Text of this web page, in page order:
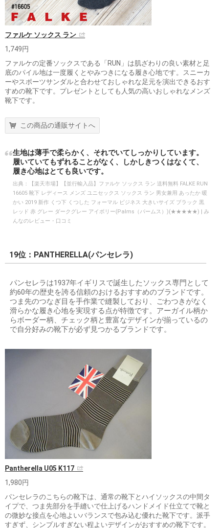
ファルケ ソックス ラン
1,749円
ファルケの定番ソックスである「RUN」は肌ざわりの良い素材と足
底のパイル地は一度履くとやみつきになる履き心地です。スニーカ
ーやスポーツサンダルと合わせておしゃれな足元を演出できるおす
すめの靴下です。プレゼントとしても人気の高いおしゃれなメンズ
靴下です。
この商品の通販サイトへ
生地は薄手で柔らかく、それでいてしっかりしています。
履いていてもずれることがなく、しかしきつくはなくて、
履き心地はとても良いです。
出典：
【楽天市場】【並行輸入品】ファルケ ソックス ラン 送料無料 FALKE RUN
16605 靴下 レディース メンズ ユニセックス ソックス ラン 男女兼用 あったか 暖
かい 2019 新作 くつ下 くつした フォーマル ビジネス 大きいサイズ ブラック 黒
レッド 赤 グレー ダークグレー アイボリー(Palms（パームス）)(★★★★★) | み
んなのレビュー・口コミ
19位：PANTHERELLA(パンセレラ)
パンセレラは1937年イギリスで誕生したソックス専門として
約60年の歴史を誇る信頼のおけるおすすめのブランドです。
つま先のつなぎ目を手作業で縫製しており、ごわつきがなく
滑らかな履き心地を実現する点が特徴です。アーガイル柄か
らボーダー柄、チェック柄と豊富なデザインが揃っているの
で自分好みの靴下が必ず見つかるブランドです。
Pantherella U05 K117
1,980円
パンセレラのこちらの靴下は、通常の靴下とハイソックスの中間タ
イプで、つま先部分を手縫いで仕上げるハンドメイド仕立てで靴と
の微妙な接点を心地よいバランスで包み込む優れた靴下です。派手
すぎず、シンプルすぎない程よいデザインがおすすめの靴下です。